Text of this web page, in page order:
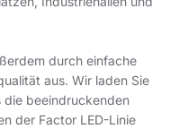
durch einfache
aus. Wir laden Sie
die beeindruckenden
der Factor LED-Linie